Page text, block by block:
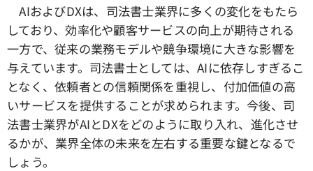
AIおよびDXは、司法書士業界に多くの変化をもたら
しており、効率化や顧客サービスの向上が期待される
一方で、従来の業務モデルや競争環境に大きな影響を
与えています。司法書士としては、AIに依存しすぎるこ
となく、依頼者との信頼関係を重視し、付加価値の高
いサービスを提供することが求められます。今後、司
法書士業界がAIとDXをどのように取り入れ、進化させ
るかが、業界全体の未来を左右する重要な鍵となるで
しょう。